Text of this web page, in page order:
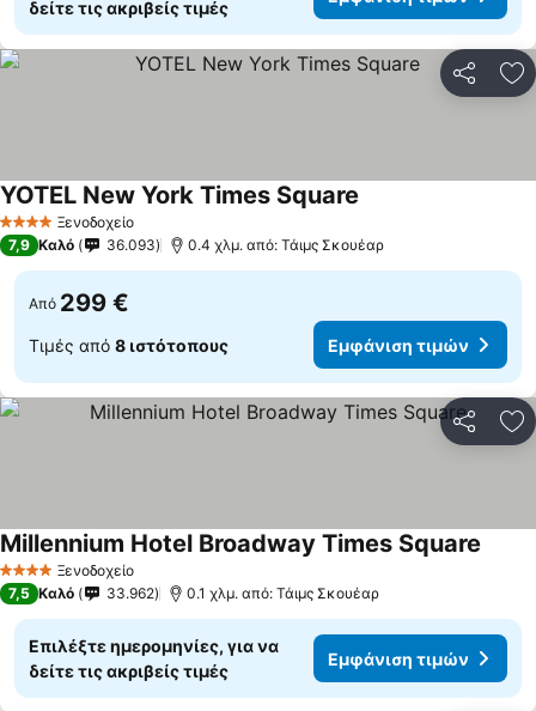
δείτε τις ακριβείς τιμές
4 ΑστέριαΞενοδοχείο
YOTEL New York Times Square
7,9 Καλό 36.093 0.4 χλμ. από: Τάιμς Σκουέαρ
Από 299 €
Τιμές από 8 ιστότοπους Εμφάνιση τιμών
4 ΑστέριαΞενοδοχείο
Millennium Hotel Broadway Times Square
7,5 Καλό 33.962 0.1 χλμ. από: Τάιμς Σκουέαρ
Επιλέξτε ημερομηνίες, για να
δείτε τις ακριβείς τιμές
Εμφάνιση τιμών